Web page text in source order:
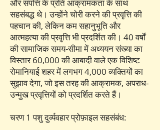
और संपत्ति के प्रति आक्रामकता के साथ
सहसंबद्ध थे। उन्होंने चोरी करने की प्रवृत्ति की
पहचान की, लेकिन कम सहानुभूति और
आत्महत्या की प्रवृत्ति भी प्रदर्शित की। 40 वर्षों
की सामाजिक समय-सीमा में अध्ययन संख्या का
विस्तार 60,000 की आबादी वाले एक विशिष्ट
रोमानियाई शहर में लगभग 4,000 व्यक्तियों का
सुझाव देगा, जो इस तरह की आक्रामक, अपराध-
उन्मुख प्रवृत्तियों को प्रदर्शित करते हैं।
चरण 1 पशु दुर्व्यवहार प्रोफ़ाइल सहसंबंध: